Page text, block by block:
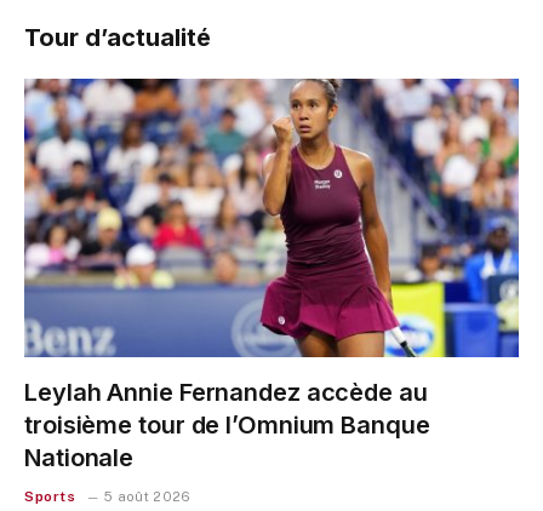
Tour d’actualité
Leylah Annie Fernandez accède au
troisième tour de l’Omnium Banque
Nationale
Sports 5 août 2026